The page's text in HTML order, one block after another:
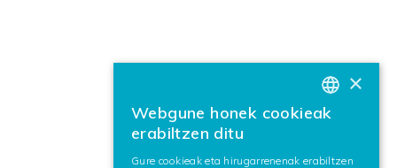
BASQUE
×
Webgune honek cookieak
erabiltzen ditu
Gure cookieak eta hirugarrenenak erabiltzen